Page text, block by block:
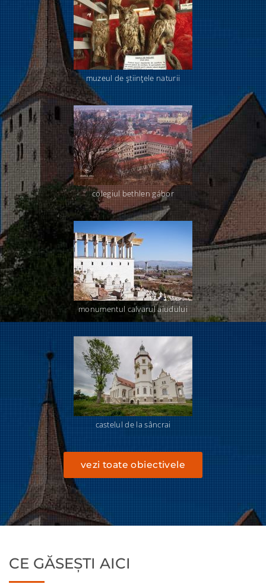
muzeul de ştiinţele naturii
colegiul bethlen gábor
monumentul calvarul aiudului
castelul de la sâncrai
vezi toate obiectivele
CE GĂSEȘTI AICI